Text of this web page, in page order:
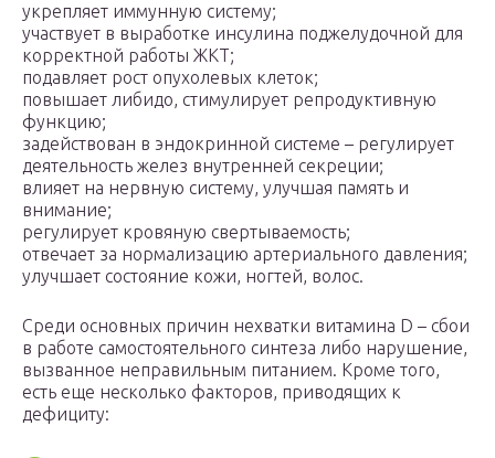
укрепляет иммунную систему;
участвует в выработке инсулина поджелудочной для
корректной работы ЖКТ;
подавляет рост опухолевых клеток;
повышает либидо, стимулирует репродуктивную
функцию;
задействован в эндокринной системе – регулирует
деятельность желез внутренней секреции;
влияет на нервную систему, улучшая память и
внимание;
регулирует кровяную свертываемость;
отвечает за нормализацию артериального давления;
улучшает состояние кожи, ногтей, волос.
Среди основных причин нехватки витамина D – сбои
в работе самостоятельного синтеза либо нарушение,
вызванное неправильным питанием. Кроме того,
есть еще несколько факторов, приводящих к
дефициту: